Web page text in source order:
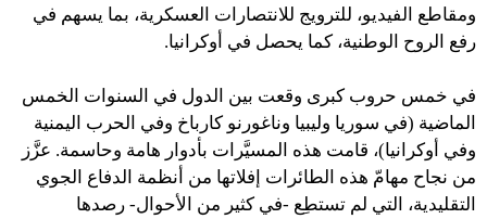
ومقاطع الفيديو، للترويج للانتصارات العسكرية، بما يسهم في
رفع الروح الوطنية، كما يحصل في أوكرانيا.
في خمس حروب كبرى وقعت بين الدول في السنوات الخمس
الماضية (في سوريا وليبيا وناغورنو كارباخ وفي الحرب اليمنية
وفي أوكرانيا)، قامت هذه المسيَّرات بأدوار هامة وحاسمة. عزَّز
من نجاح مهامّ هذه الطائرات إفلاتها من أنظمة الدفاع الجوي
التقليدية، التي لم تستطِع -في كثير من الأحوال- رصدها